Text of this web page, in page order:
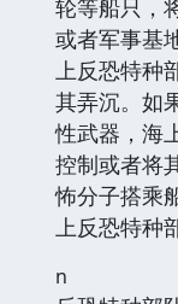
轮等船只，
或者军事基
上反恐特种
其弄沉。如
性武器，海
控制或者将
怖分子搭乘
上反恐特种
n